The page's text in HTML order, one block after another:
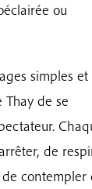
ou
simples et
de se
de
contempler